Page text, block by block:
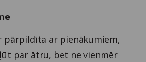
pārpildīta ar pienākumiem,
par ātru, bet ne vienmēr